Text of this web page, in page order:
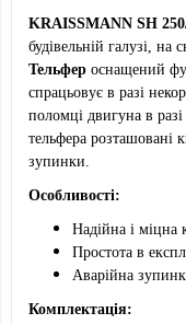
KRAISSMANN SH
будівельній галузі,
Тельфер оснащений
спрацьовує в разі
поломці двигуна в
тельфера розташовані
зупинки.
Особливості:
Надійна і міцна
Простота в
Аварійна
Комплектація: